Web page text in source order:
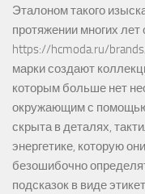
Эталоном такого
протяжении многих
https://hcmoda.ru/
марки создают
которым больше нет
окружающим с
скрыта в деталях,
энергетике, которую
безошибочно
подсказок в виде